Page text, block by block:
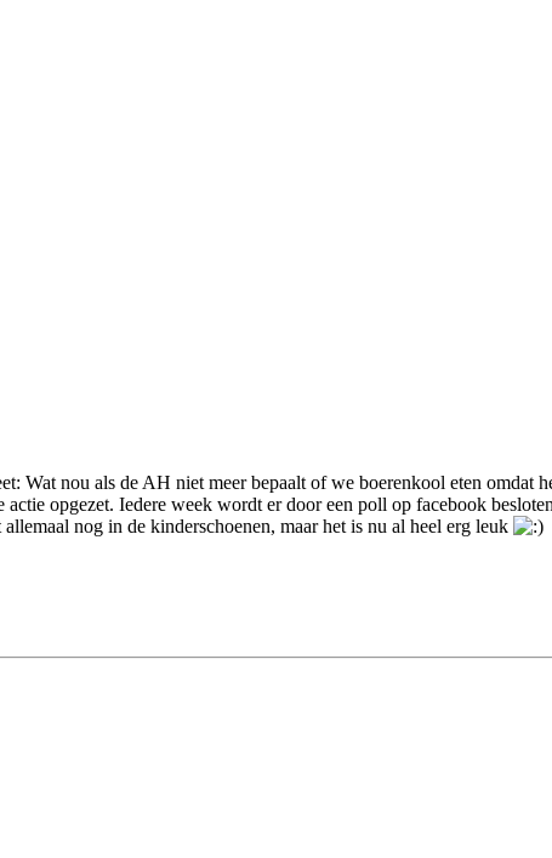
Wat nou als de AH niet meer bepaalt of we boerenkool eten omdat
actie opgezet. Iedere week wordt er door een poll op facebook
nog in de kinderschoenen, maar het is nu al heel erg leuk